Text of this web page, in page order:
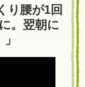
り腰が1回
。翌朝に